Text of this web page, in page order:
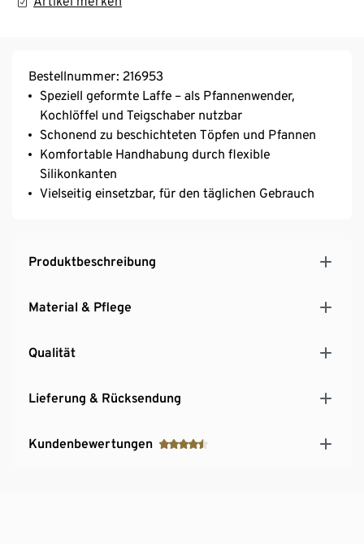
Bestellnummer: 216953
Speziell geformte Laffe – als Pfannenwender,
Kochlöffel und Teigschaber nutzbar
Schonend zu beschichteten Töpfen und Pfannen
Komfortable Handhabung durch flexible
Silikonkanten
Vielseitig einsetzbar, für den täglichen Gebrauch
Produktbeschreibung
Material & Pflege
Qualität
Lieferung & Rücksendung
Kundenbewertungen